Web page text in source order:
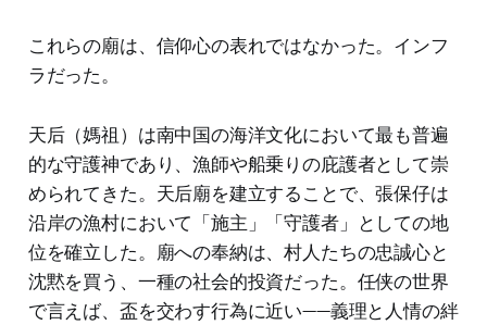
これらの廟は、信仰心の表れではなかった。インフ
ラだった。
天后（媽祖）は南中国の海洋文化において最も普遍
的な守護神であり、漁師や船乗りの庇護者として崇
められてきた。天后廟を建立することで、張保仔は
沿岸の漁村において「施主」「守護者」としての地
位を確立した。廟への奉納は、村人たちの忠誠心と
沈黙を買う、一種の社会的投資だった。任侠の世界
で言えば、盃を交わす行為に近い——義理と人情の絆